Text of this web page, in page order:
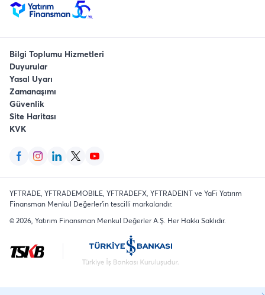
Bilgi Toplumu Hizmetleri
Duyurular
Yasal Uyarı
Zamanaşımı
Güvenlik
Site Haritası
KVK
YFTRADE, YFTRADEMOBILE, YFTRADEFX, YFTRADEINT ve YaFi Yatırım
Finansman Menkul Değerler'in tescilli markalarıdır.
©2026 , Yatırım Finansman Menkul Değerler A.Ş. Her Hakkı Saklıdır.